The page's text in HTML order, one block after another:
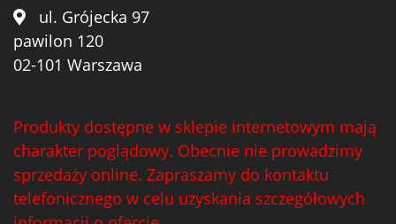
ul. Grójecka 97
pawilon 120
02-101 Warszawa
Produkty dostępne w sklepie internetowym mają
charakter poglądowy. Obecnie nie prowadzimy
sprzedaży online. Zapraszamy do kontaktu
telefonicznego w celu uzyskania szczegółowych